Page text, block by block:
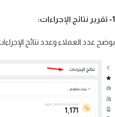
1- تقرير نتائج الإجراءات:
يوضح عدد العملاء وعدد نتائج